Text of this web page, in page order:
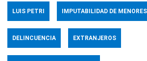
LUIS PETRI IMPUTABILIDAD DE MENORES
DELINCUENCIA EXTRANJEROS